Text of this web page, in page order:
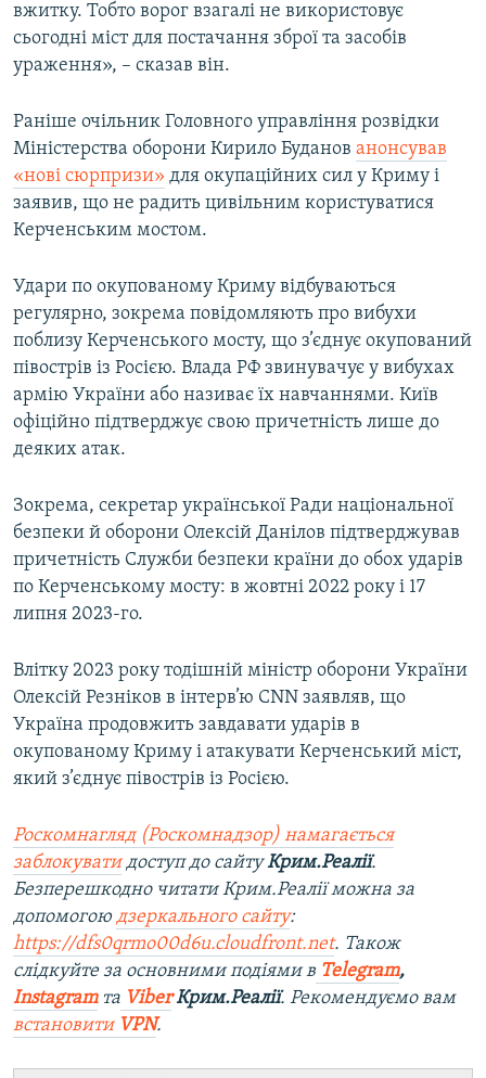
вжитку. Тобто ворог взагалі не використовує
сьогодні міст для постачання зброї та засобів
ураження», – сказав він.
Раніше очільник Головного управління розвідки
Міністерства оборони Кирило Буданов анонсував
«нові сюрпризи» для окупаційних сил у Криму і
заявив, що не радить цивільним користуватися
Керченським мостом.
Удари по окупованому Криму відбуваються
регулярно, зокрема повідомляють про вибухи
поблизу Керченського мосту, що з’єднує окупований
півострів із Росією. Влада РФ звинувачує у вибухах
армію України або називає їх навчаннями. Київ
офіційно підтверджує свою причетність лише до
деяких атак.
Зокрема, секретар української Ради національної
безпеки й оборони Олексій Данілов підтверджував
причетність Служби безпеки країни до обох ударів
по Керченському мосту: в жовтні 2022 року і 17
липня 2023-го.
Влітку 2023 року тодішній міністр оборони України
Олексій Резніков в інтерв’ю CNN заявляв, що
Україна продовжить завдавати ударів в
окупованому Криму і атакувати Керченський міст,
який з’єднує півострів із Росією.
Роскомнагляд (Роскомнадзор) намагається
заблокуватидоступ до сайтуКрим.Реалії.
Безперешкодно читати Крим.Реалії можна за
допомогою дзеркального сайту:
https://dfs0qrmo00d6u.cloudfront.net. Також
слідкуйте за основними подіями в Telegram,
Instagramта ViberКрим.Реалії. Рекомендуємо вам
встановити VPN.